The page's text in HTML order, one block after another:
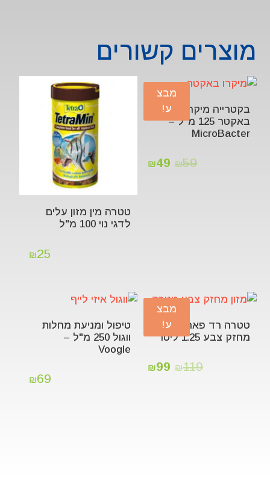
מוצרים קשורים
מבצ
ע!
בקטרייה מיקרו
באקטר 125 מ"ל –
MicroBacter
₪59
₪49
טטרה מין מזון עלים
לדגי נוי 100 מ"ל
₪25
מבצ
ע!
טטרה רד פארוט
מחזק צבע 1.25 ליטר
₪119
₪99
טיפול ומניעת מחלות
ווגול 250 מ"ל –
Voogle
₪69